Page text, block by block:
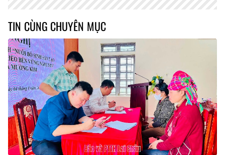
TIN CÙNG CHUYÊN MỤC